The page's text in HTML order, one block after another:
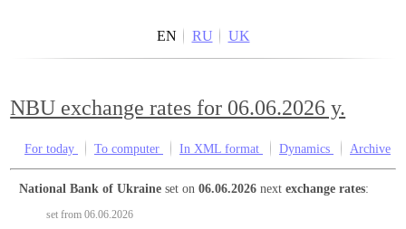
EN RU UK
NBU exchange rates for 06.06.2026 y.
For today To computer In XML format Dynamics Archive
National Bank of Ukraine set on06.06.2026 nextexchange rates:
set from 06.06.2026